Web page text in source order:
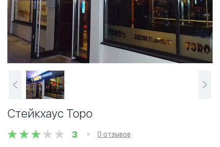
Стейкхаус Торо
3 0 отзывов